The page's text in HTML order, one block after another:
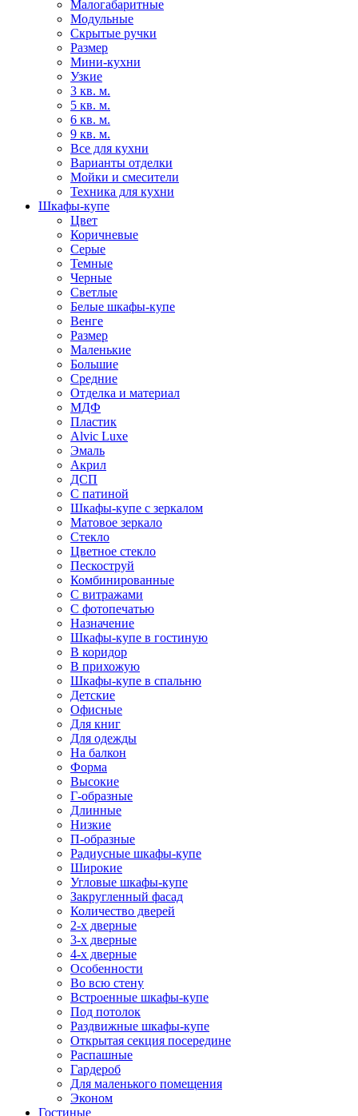
Малогабаритные
Модульные
Скрытые ручки
Размер
Мини-кухни
Узкие
3 кв. м.
5 кв. м.
6 кв. м.
9 кв. м.
Все для кухни
Варианты отделки
Мойки и смесители
Техника для кухни
Шкафы-купе
Цвет
Коричневые
Серые
Темные
Черные
Светлые
Белые шкафы-купе
Венге
Размер
Маленькие
Большие
Средние
Отделка и материал
МДФ
Пластик
Alvic Luxe
Эмаль
Акрил
ДСП
С патиной
Шкафы-купе с зеркалом
Матовое зеркало
Стекло
Цветное стекло
Пескоструй
Комбинированные
С витражами
С фотопечатью
Назначение
Шкафы-купе в гостиную
В коридор
В прихожую
Шкафы-купе в спальню
Детские
Офисные
Для книг
Для одежды
На балкон
Форма
Высокие
Г-образные
Длинные
Низкие
П-образные
Радиусные шкафы-купе
Широкие
Угловые шкафы-купе
Закругленный фасад
Количество дверей
2-х дверные
3-х дверные
4-х дверные
Особенности
Во всю стену
Встроенные шкафы-купе
Под потолок
Раздвижные шкафы-купе
Открытая секция посередине
Распашные
Гардероб
Для маленького помещения
Эконом
Гостиные